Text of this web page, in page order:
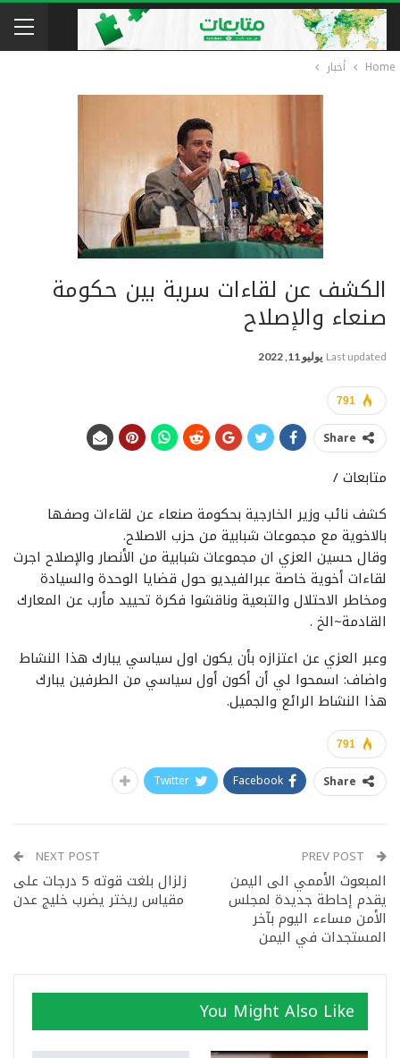
Home أخبار
الكشف عن لقاءات سرية بين حكومة
صنعاء والإصلاح
Last updated يوليو 11, 2022
791
Share
متابعات /
كشف نائب وزير الخارجية بحكومة صنعاء عن لقاءات وصفها
بالاخوية مع مجموعات شبابية من حزب الاصلاح.
وقال حسين العزي ان مجموعات شبابية من الأنصار والإصلاح اجرت
لقاءات أخوية خاصة عبرالفيديو حول قضايا الوحدة والسيادة
ومخاطر الاحتلال والتبعية وناقشوا فكرة تحييد مأرب عن المعارك
القادمة~الخ .
وعبر العزي عن اعتزازه بأن يكون اول سياسي يبارك هذا النشاط
واضاف: اسمحوا لي أن أكون أول سياسي من الطرفين يبارك
هذا النشاط الرائع والجميل.
791
Share
Facebook
Twitter
المبعوث الأممي الى اليمن
يقدم إحاطة جديدة لمجلس
الأمن مساءء اليوم بآخر
المستجدات في اليمن
NEXT POST
زلزال بلغت قوته 5 درجات على
مقياس ريختر يضرب خليج عدن
You Might Also Like